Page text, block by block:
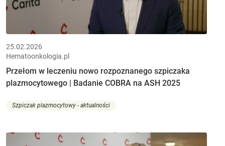
25.02.2026
Hematoonkologia.pl
Przełom w leczeniu nowo rozpoznanego szpiczaka
plazmocytowego | Badanie COBRA na ASH 2025
Szpiczak plazmocytowy - aktualności